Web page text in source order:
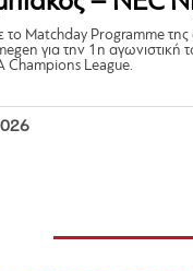
το Matchday Programme
για την 1η αγωνιστική
Champions League.